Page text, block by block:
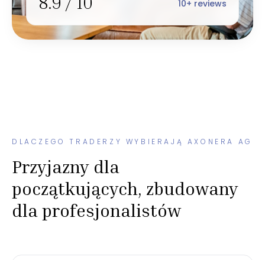
10+ reviews
DLACZEGO TRADERZY WYBIERAJĄ AXONERA AG
Przyjazny dla
początkujących, zbudowany
dla profesjonalistów